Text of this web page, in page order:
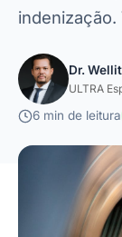
Dr.
ULTRA
6 min de leitura